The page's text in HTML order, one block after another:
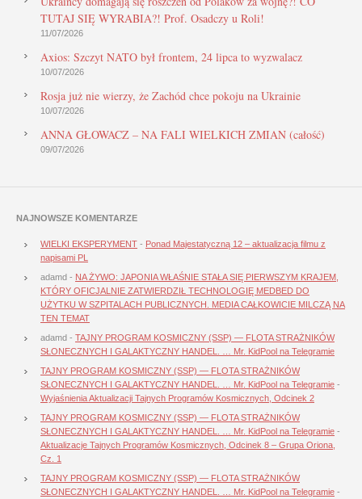
TUTAJ SIĘ WYRABIA?! Prof. Osadczy u Roli!
11/07/2026
Axios: Szczyt NATO był frontem, 24 lipca to wyzwalacz
10/07/2026
Rosja już nie wierzy, że Zachód chce pokoju na Ukrainie
10/07/2026
ANNA GŁOWACZ – NA FALI WIELKICH ZMIAN (całość)
09/07/2026
NAJNOWSZE KOMENTARZE
WIELKI EKSPERYMENT - Ponad Majestatyczną 12 – aktualizacja filmu z
napisami PL
adamd - NA ŻYWO: JAPONIA WŁAŚNIE STAŁA SIĘ PIERWSZYM KRAJEM,
KTÓRY OFICJALNIE ZATWIERDZIŁ TECHNOLOGIĘ MEDBED DO
UŻYTKU W SZPITALACH PUBLICZNYCH. MEDIA CAŁKOWICIE MILCZĄ NA
TEN TEMAT
adamd - TAJNY PROGRAM KOSMICZNY (SSP) — FLOTA STRAŻNIKÓW
SŁONECZNYCH I GALAKTYCZNY HANDEL. … Mr. KidPool na Telegramie
TAJNY PROGRAM KOSMICZNY (SSP) — FLOTA STRAŻNIKÓW
SŁONECZNYCH I GALAKTYCZNY HANDEL. … Mr. KidPool na Telegramie -
Wyjaśnienia Aktualizacji Tajnych Programów Kosmicznych, Odcinek 2
TAJNY PROGRAM KOSMICZNY (SSP) — FLOTA STRAŻNIKÓW
SŁONECZNYCH I GALAKTYCZNY HANDEL. … Mr. KidPool na Telegramie -
Aktualizacje Tajnych Programów Kosmicznych, Odcinek 8 – Grupa Oriona,
Cz. 1
TAJNY PROGRAM KOSMICZNY (SSP) — FLOTA STRAŻNIKÓW
SŁONECZNYCH I GALAKTYCZNY HANDEL. … Mr. KidPool na Telegramie -